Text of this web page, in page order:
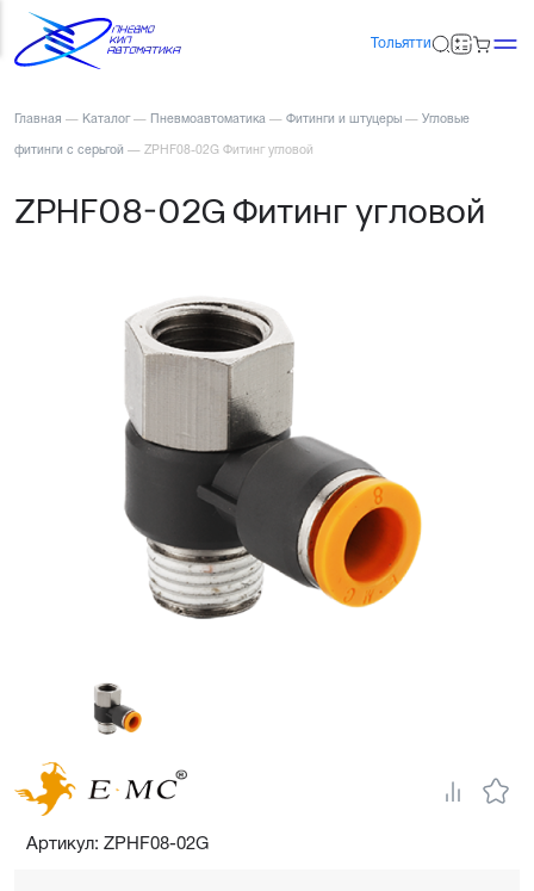
Тольятти
Главная — Каталог — Пневмоавтоматика — Фитинги и штуцеры — Угловые
фитинги с серьгой — ZPHF08-02G Фитинг угловой
ZPHF08-02G Фитинг угловой
Артикул: ZPHF08-02G